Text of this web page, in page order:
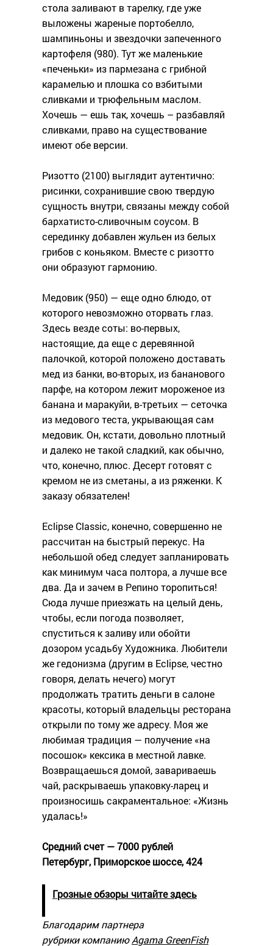
стола заливают в тарелку, где уже
выложены жареные портобелло,
шампиньоны и звездочки запеченного
картофеля (980). Тут же маленькие
«печеньки» из пармезана с грибной
карамелью и плошка со взбитыми
сливками и трюфельным маслом.
Хочешь — ешь так, хочешь – разбавляй
сливками, право на существование
имеют обе версии.
Ризотто (2100) выглядит аутентично:
рисинки, сохранившие свою твердую
сущность внутри, связаны между собой
бархатисто-сливочным соусом. В
серединку добавлен жульен из белых
грибов с коньяком. Вместе с ризотто
они образуют гармонию.
Медовик (950) — еще одно блюдо, от
которого невозможно оторвать глаз.
Здесь везде соты: во-первых,
настоящие, да еще с деревянной
палочкой, которой положено доставать
мед из банки, во-вторых, из бананового
парфе, на котором лежит мороженое из
банана и маракуйи, в-третьих — сеточка
из медового теста, укрывающая сам
медовик. Он, кстати, довольно плотный
и далеко не такой сладкий, как обычно,
что, конечно, плюс. Десерт готовят с
кремом не из сметаны, а из ряженки. К
заказу обязателен!
Eclipse Classic, конечно, совершенно не
рассчитан на быстрый перекус. На
небольшой обед следует запланировать
как минимум часа полтора, а лучше все
два. Да и зачем в Репино торопиться!
Сюда лучше приезжать на целый день,
чтобы, если погода позволяет,
спуститься к заливу или обойти
дозором усадьбу Художника. Любители
же гедонизма (другим в Eclipse, честно
говоря, делать нечего) могут
продолжать тратить деньги в салоне
красоты, который владельцы ресторана
открыли по тому же адресу. Моя же
любимая традиция — получение «на
посошок» кексика в местной лавке.
Возвращаешься домой, завариваешь
чай, раскрываешь упаковку-ларец и
произносишь сакраментальное: «Жизнь
удалась!»
Средний счет — 7000 рублей
Петербург, Приморское шоссе, 424
Грозные обзоры читайте здесь
Благодарим партнера
рубрики компаниюAgama GreenFish